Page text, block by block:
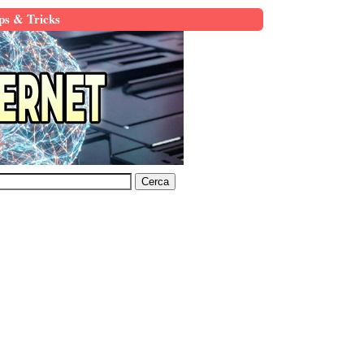
& Tricks